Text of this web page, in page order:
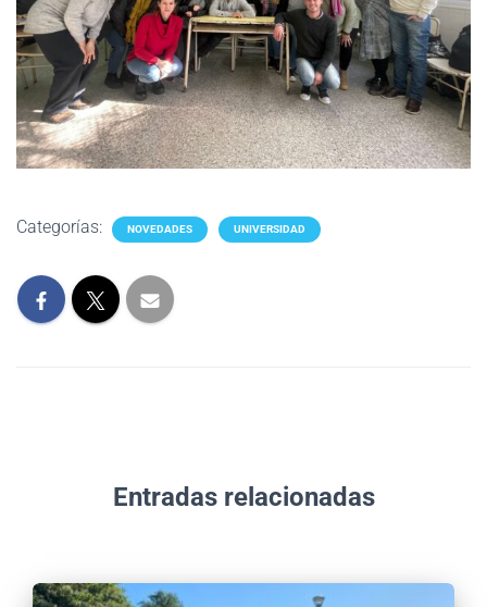
Categorías: NOVEDADES UNIVERSIDAD
Entradas relacionadas